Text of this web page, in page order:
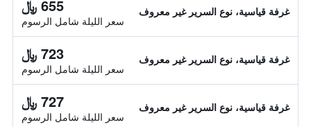
غرفة قياسية، نوع السرير غير معروف 655 ﷼
سعر الليلة شامل الرسوم
غرفة قياسية، نوع السرير غير معروف 723 ﷼
سعر الليلة شامل الرسوم
غرفة قياسية، نوع السرير غير معروف 727 ﷼
سعر الليلة شامل الرسوم